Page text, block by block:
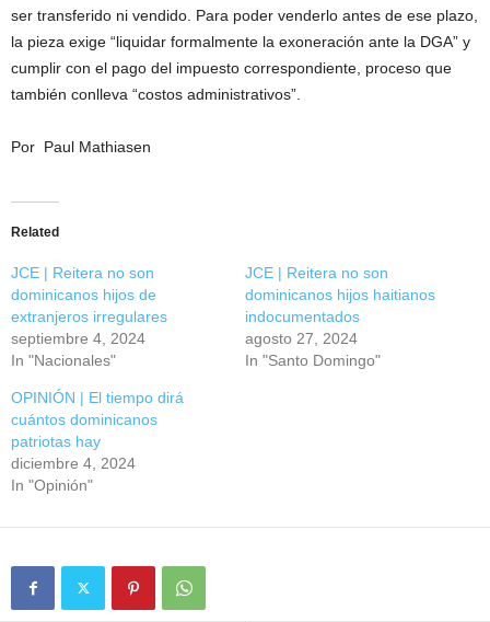
ser transferido ni vendido. Para poder venderlo antes de ese plazo,
la pieza exige “liquidar formalmente la exoneración ante la DGA” y
cumplir con el pago del impuesto correspondiente, proceso que
también conlleva “costos administrativos”.
Por Paul Mathiasen
Related
JCE | Reitera no son
dominicanos hijos de
extranjeros irregulares
septiembre 4, 2024
In "Nacionales"
JCE | Reitera no son
dominicanos hijos haitianos
indocumentados
agosto 27, 2024
In "Santo Domingo"
OPINIÓN | El tiempo dirá
cuántos dominicanos
patriotas hay
diciembre 4, 2024
In "Opinión"